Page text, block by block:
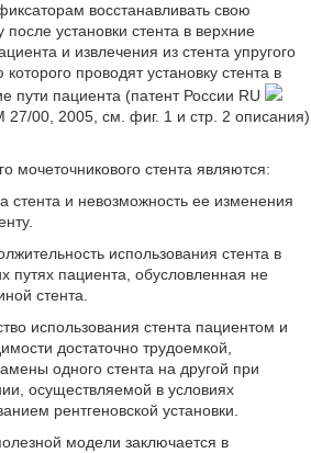
восстанавливать свою
установки стента в верхние
и извлечения из стента упругого
проводят установку стента в
пути пациента (патент России RU
00, 2005, см. фиг. 1 и стр. 2 описания)
мочеточникового стента являются:
стента и невозможность ее изменения
использования стента в
путях пациента, обусловленная не
стента.
использования стента пациентом и
достаточно трудоемкой,
одного стента на другой при
осуществляемой в условиях
рентгеновской установки.
модели заключается в